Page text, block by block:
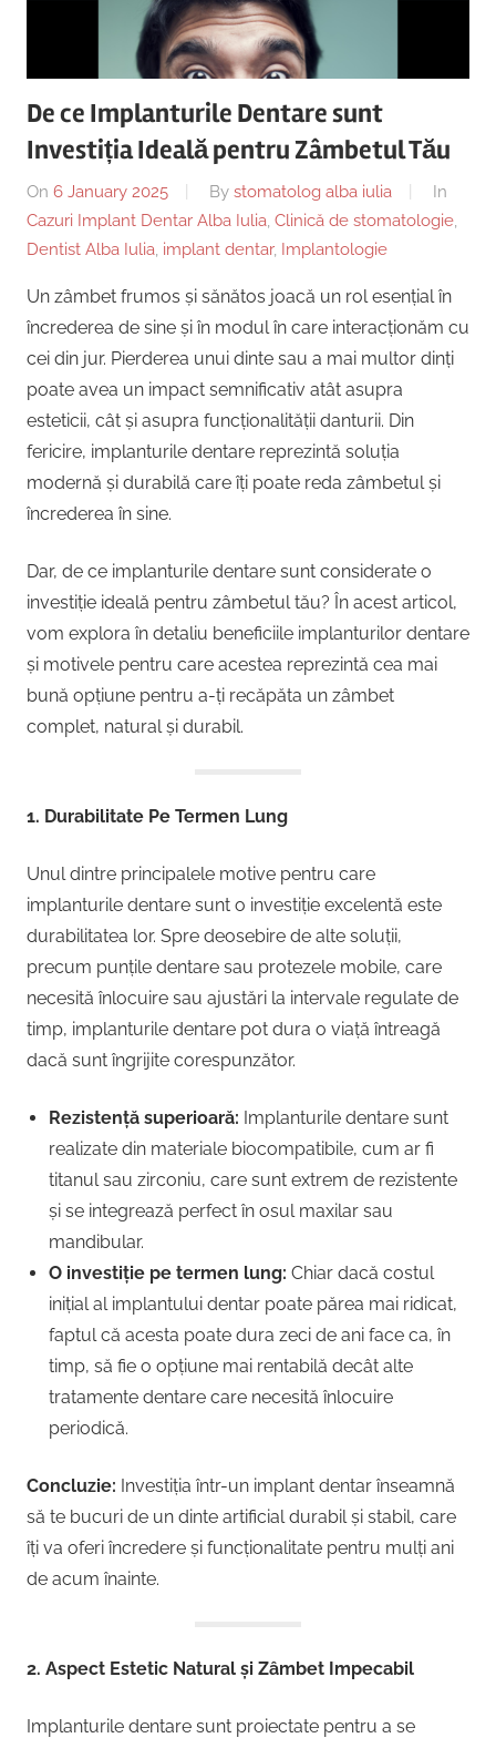
Centru
Implantologie
Copii,
Lăncrănjan
19,
510218,
+40754463365
De ce Implanturile Dentare sunt
Investiția Ideală pentru Zâmbetul Tău
On 6 January 2025 By stomatolog alba iulia
In
Cazuri Implant Dentar Alba Iulia Clinică de stomatologie
Dentist Alba Iulia implant dentar, Implantologie
Un zâmbet frumos și sănătos joacă un rol esențial în
încrederea de sine și în modul în care interacționăm cu
cei din jur. Pierderea unui dinte sau a mai multor dinți
poate avea un impact semnificativ atât asupra
esteticii, cât și asupra funcționalității danturii. Din
fericire, implanturile dentare reprezintă soluția
modernă și durabilă care îți poate reda zâmbetul și
încrederea în sine.
Dar, de ce implanturile dentare sunt considerate o
investiție ideală pentru zâmbetul tău? În acest articol,
vom explora în detaliu beneficiile implanturilor dentare
și motivele pentru care acestea reprezintă cea mai
bună opțiune pentru a-ți recăpăta un zâmbet
complet, natural și durabil.
1. Durabilitate Pe Termen Lung
Unul dintre principalele motive pentru care
implanturile dentare sunt o investiție excelentă este
durabilitatea lor. Spre deosebire de alte soluții,
precum punțile dentare sau protezele mobile, care
necesită înlocuire sau ajustări la intervale regulate de
timp, implanturile dentare pot dura o viață întreagă
dacă sunt îngrijite corespunzător.
Rezistență superioară: Implanturile dentare sunt
realizate din materiale biocompatibile, cum ar fi
titanul sau zirconiu, care sunt extrem de rezistente
și se integrează perfect în osul maxilar sau
mandibular.
O investiție pe termen lung: Chiar dacă costul
inițial al implantului dentar poate părea mai ridicat,
faptul că acesta poate dura zeci de ani face ca, în
timp, să fie o opțiune mai rentabilă decât alte
tratamente dentare care necesită înlocuire
periodică.
Concluzie: Investiția într-un implant dentar înseamnă
să te bucuri de un dinte artificial durabil și stabil, care
îți va oferi încredere și funcționalitate pentru mulți ani
de acum înainte.
2. Aspect Estetic Natural și Zâmbet Impecabil
Implanturile dentare sunt proiectate pentru a se